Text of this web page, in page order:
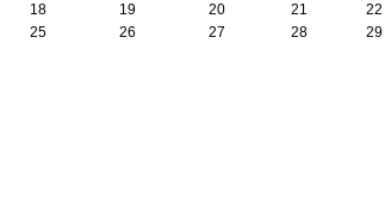
18 19 20 21
22
25 26 27 28
29